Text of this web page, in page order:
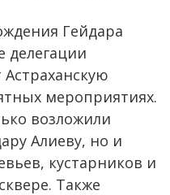
Гейдара
делегации
мероприятиях.
возложили
Алиеву, но и
кустарников и
Также